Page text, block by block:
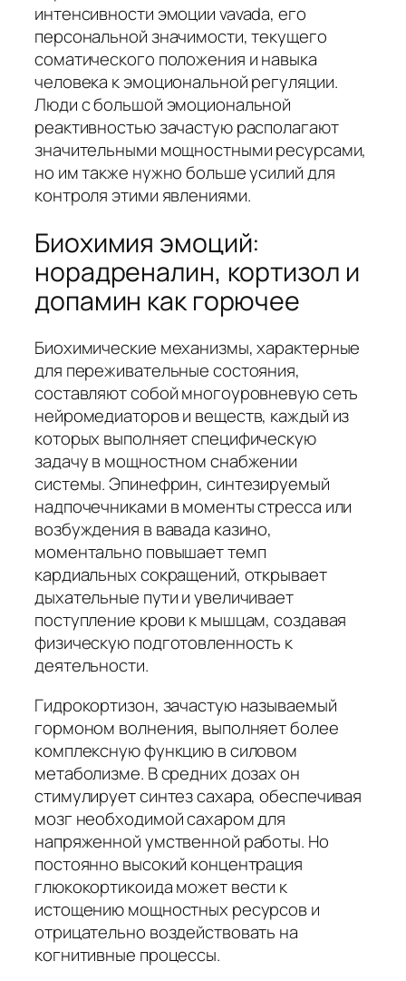
интенсивности эмоции vavada, его
персональной значимости, текущего
соматического положения и навыка
человека к эмоциональной регуляции.
Люди с большой эмоциональной
реактивностью зачастую располагают
значительными мощностными ресурсами,
но им также нужно больше усилий для
контроля этими явлениями.
Биохимия эмоций:
норадреналин, кортизол и
допамин как горючее
Биохимические механизмы, характерные
для переживательные состояния,
составляют собой многоуровневую сеть
нейромедиаторов и веществ, каждый из
которых выполняет специфическую
задачу в мощностном снабжении
системы. Эпинефрин, синтезируемый
надпочечниками в моменты стресса или
возбуждения в вавада казино,
моментально повышает темп
кардиальных сокращений, открывает
дыхательные пути и увеличивает
поступление крови к мышцам, создавая
физическую подготовленность к
деятельности.
Гидрокортизон, зачастую называемый
гормоном волнения, выполняет более
комплексную функцию в силовом
метаболизме. В средних дозах он
стимулирует синтез сахара, обеспечивая
мозг необходимой сахаром для
напряженной умственной работы. Но
постоянно высокий концентрация
глюкокортикоида может вести к
истощению мощностных ресурсов и
отрицательно воздействовать на
когнитивные процессы.